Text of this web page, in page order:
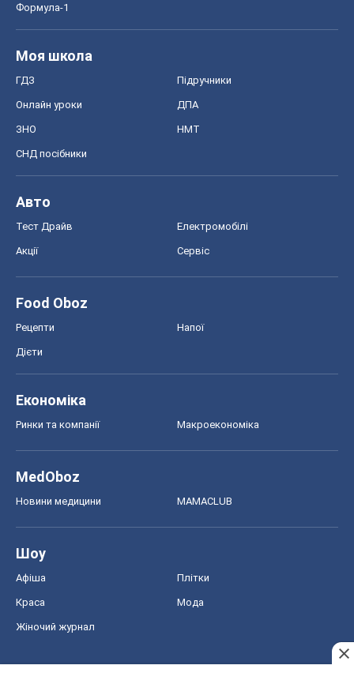
Формула-1
Моя школа
ГДЗ Підручники
Онлайн уроки ДПА
ЗНО НМТ
СНД посібники
Авто
Тест Драйв Електромобілі
Акції Сервіс
Food Oboz
Рецепти Напої
Дієти
Економіка
Ринки та компанії Макроекономіка
MedOboz
Новини медицини MAMACLUB
Шоу
Афіша Плітки
Краса Мода
Жіночий журнал